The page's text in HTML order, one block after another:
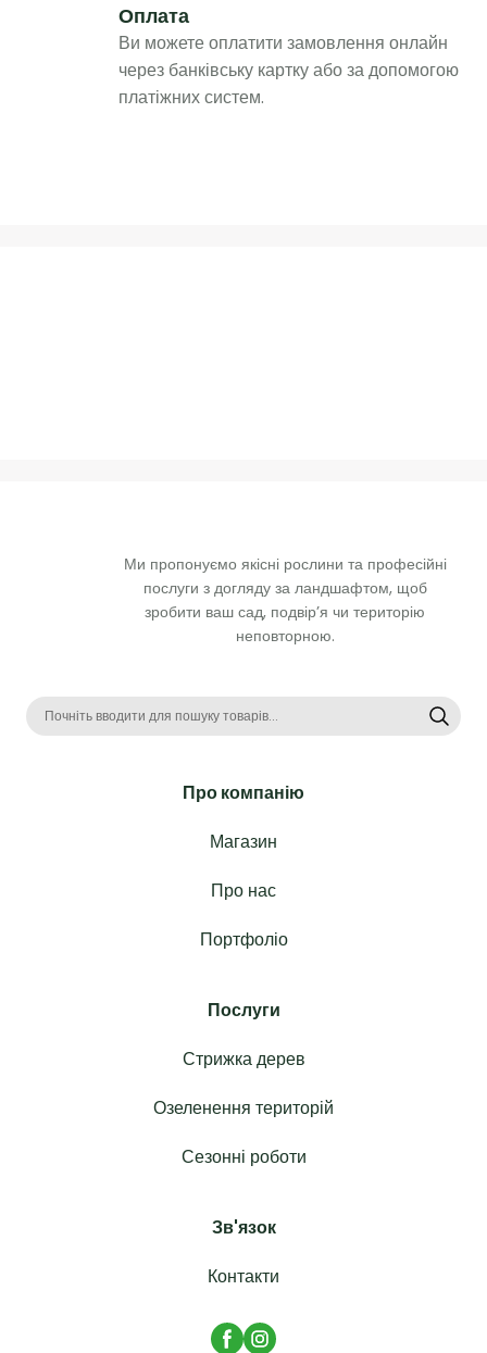
Оплата
Ви можете оплатити замовлення онлайн
через банківську картку або за допомогою
платіжних систем.
Ми пропонуємо якісні рослини та професійні
послуги з догляду за ландшафтом, щоб
зробити ваш сад, подвір’я чи територію
неповторною.
Про компанію
Магазин
Про нас
Портфоліо
Послуги
Стрижка дерев
Озеленення територій
Сезонні роботи
Зв'язок
Контакти